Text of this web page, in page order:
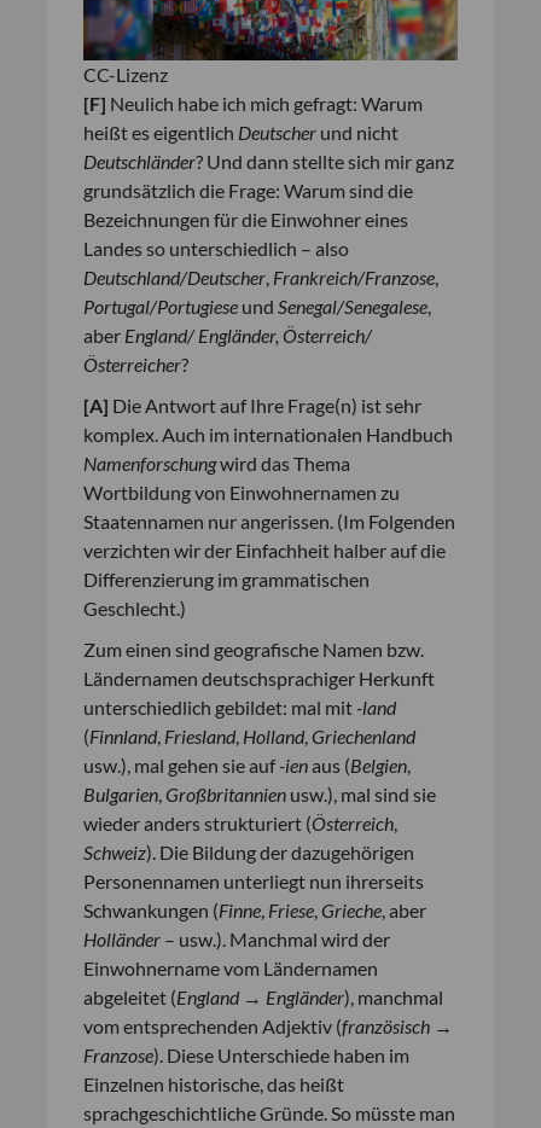
CC-Lizenz
[F] Neulich habe ich mich gefragt: Warum
heißt es eigentlich Deutscher und nicht
Deutschländer? Und dann stellte sich mir ganz
grundsätzlich die Frage: Warum sind die
Bezeichnungen für die Einwohner eines
Landes so unterschiedlich – also
Deutschland/Deutscher Frankreich/Franzose
Portugal/Portugiese und Senegal/Senegalese
aber England/ Engländer, Österreich/
Österreicher?
[A] Die Antwort auf Ihre Frage(n) ist sehr
komplex. Auch im internationalen Handbuch
Namenforschungwird das Thema
Wortbildung von Einwohnernamen zu
Staatennamen nur angerissen. (Im Folgenden
verzichten wir der Einfachheit halber auf die
Differenzierung im grammatischen
Geschlecht.)
Zum einen sind geografische Namen bzw.
Ländernamen deutschsprachiger Herkunft
unterschiedlich gebildet: mal mit -land
(Finnland Friesland Holland Griechenland
usw.), mal gehen sie auf-ienaus (Belgien
Bulgarien Großbritannien usw.), mal sind sie
wieder anders strukturiert (Österreich
Schweiz). Die Bildung der dazugehörigen
Personennamen unterliegt nun ihrerseits
Schwankungen (Finne Friese Grieche , aber
Holländer – usw.). Manchmal wird der
Einwohnername vom Ländernamen
abgeleitet (England → Engländer), manchmal
vom entsprechenden Adjektiv (französisch →
Franzose). Diese Unterschiede haben im
Einzelnen historische, das heißt
sprachgeschichtliche Gründe. So müsste man